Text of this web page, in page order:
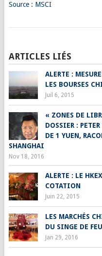
Source : MSCI
ARTICLES LIÉS
ALERTE :
LES BOURSES
Juil 6, 2015
« ZONES DE
DOSSIER :
DE 1 YUEN,
SHANGHAI
Nov 18, 2016
ALERTE : LE
COTATION
Juin 22, 2015
LES MARCHÉS
DU SINGE DE FEU
Jan 29, 2016